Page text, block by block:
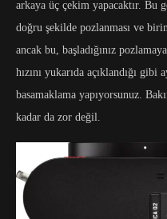
arkaya üç çekim yapacaktır. Bu
doğru şekilde pozlanması ve
ancak bu, başladığınız
hızını yukarıda açıklandığı
basamaklama yapıyorsunuz.
kadar da zor değil.